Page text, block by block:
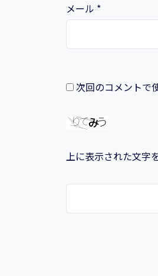
メール *
次回のコメントで
上に表示された文字